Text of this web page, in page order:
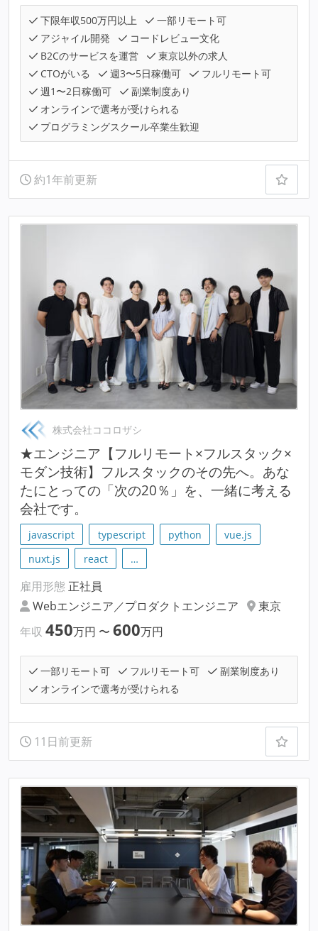
下限年収500万円以上
一部リモート可
アジャイル開発
コードレビュー文化
B2Cのサービスを運営
東京以外の求人
CTOがいる
週3〜5日稼働可
フルリモート可
週1〜2日稼働可
副業制度あり
オンラインで選考が受けられる
プログラミングスクール卒業生歓迎
約1年前更新
株式会社ココロザシ
★エンジニア【フルリモート×フルスタック×
モダン技術】フルスタックのその先へ。あな
たにとっての「次の20％」を、一緒に考える
会社です。
javascript typescript python
vue.js
nuxt.js
react …
雇用形態 正社員
Webエンジニア／プロダクトエンジニア
東京
年収 450万円 〜 600万円
一部リモート可 フルリモート可
副業制度あり
オンラインで選考が受けられる
11日前更新